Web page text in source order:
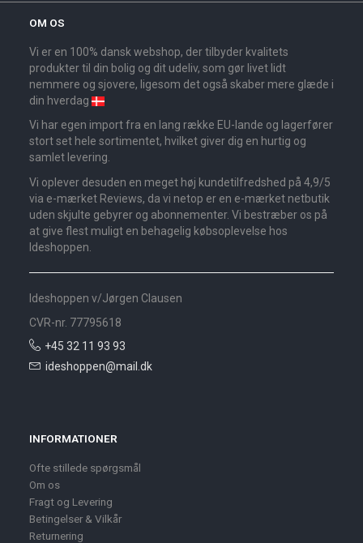
OM OS
Vi er en 100% dansk webshop, der tilbyder kvalitets
produkter til din bolig og dit udeliv, som gør livet lidt
nemmere og sjovere, ligesom det også skaber mere glæde i
din hverdag
Vi har egen import fra en lang række EU-lande og lagerfører
stort set hele sortimentet, hvilket giver dig en hurtig og
samlet levering.
Vi oplever desuden en meget høj kundetilfredshed på 4,9/5
via e-mærket Reviews, da vi netop er en e-mærket netbutik
uden skjulte gebyrer og abonnementer. Vi bestræber os på
at give flest muligt en behagelig købsoplevelse hos
Ideshoppen.
Ideshoppen v/Jørgen Clausen
CVR-nr. 77795618
+45 32 11 93 93
ideshoppen@mail.dk
INFORMATIONER
Ofte stillede spørgsmål
Om os
Fragt og Levering
Betingelser & Vilkår
Returnering